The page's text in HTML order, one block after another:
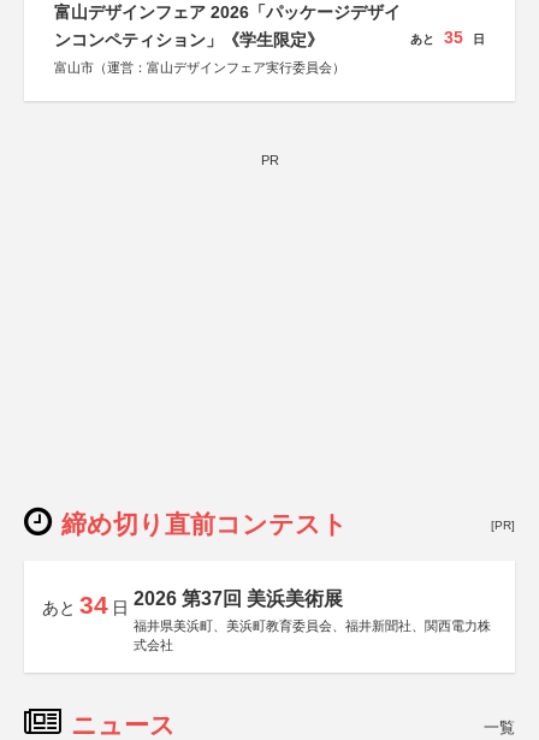
富山デザインフェア 2026「パッケージデザイ
ンコンペティション」《学生限定》
富山市（運営：富山デザインフェア実行委員会）
あと 35 日
PR
締め切り直前コンテスト [PR]
あと 34 日 2026 第37回 美浜美術展
福井県美浜町、美浜町教育委員会、福井新聞社、関西電力株
式会社
ニュース 一覧